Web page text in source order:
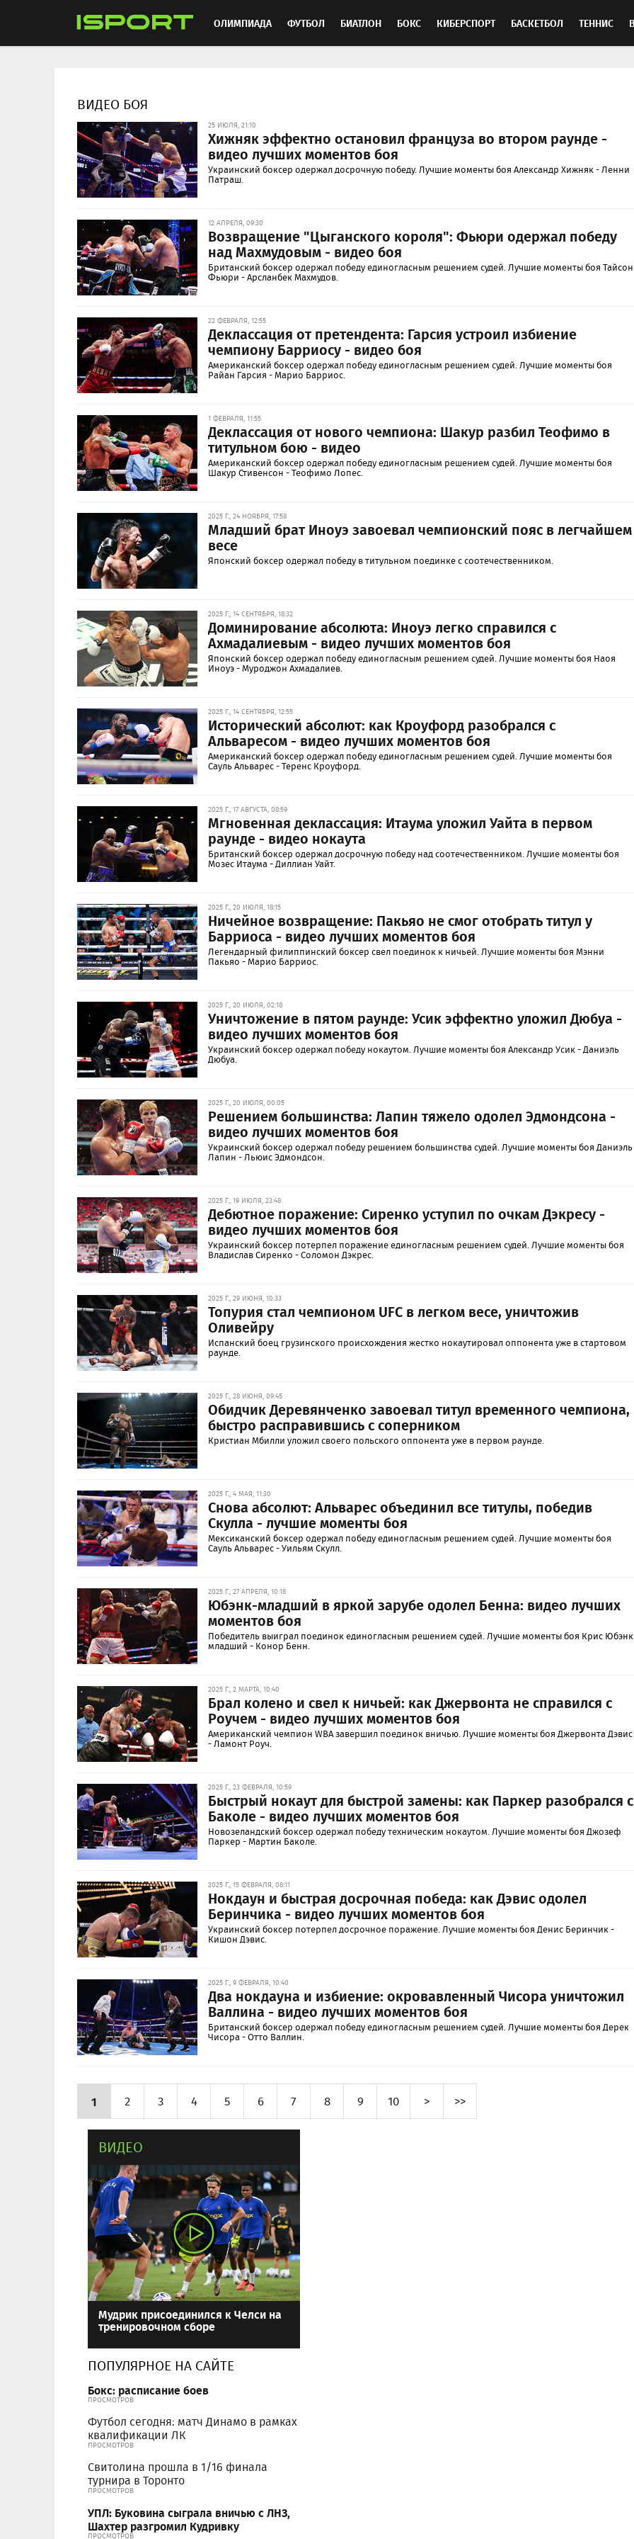
ОЛИМПИАДА ФУТБОЛ БИАТЛОН БОКС КИБЕРСПОРТ БАСКЕТБОЛ ТЕННИС
ВИДЕО БОЯ
25 ИЮЛЯ, 21:10
Хижняк эффектно остановил француза во втором раунде -
видео лучших моментов боя
Украинский боксер одержал досрочную победу. Лучшие моменты боя Александр Хижняк - Ленни
Патраш.
12 АПРЕЛЯ, 09:30
Возвращение "Цыганского короля": Фьюри одержал победу
над Махмудовым - видео боя
Британский боксер одержал победу единогласным решением судей. Лучшие моменты боя Тайсон
Фьюри - Арсланбек Махмудов.
22 ФЕВРАЛЯ, 12:55
Деклассация от претендента: Гарсия устроил избиение
чемпиону Барриосу - видео боя
Американский боксер одержал победу единогласным решением судей. Лучшие моменты боя
Райан Гарсия - Марио Барриос.
1 ФЕВРАЛЯ, 11:55
Деклассация от нового чемпиона: Шакур разбил Теофимо в
титульном бою - видео
Американский боксер одержал победу единогласным решением судей. Лучшие моменты боя
Шакур Стивенсон - Теофимо Лопес.
2025 Г., 24 НОЯБРЯ, 17:58
Младший брат Иноуэ завоевал чемпионский пояс в легчайшем
весе
Японский боксер одержал победу в титульном поединке с соотечественником.
2025 Г., 14 СЕНТЯБРЯ, 18:32
Доминирование абсолюта: Иноуэ легко справился с
Ахмадалиевым - видео лучших моментов боя
Японский боксер одержал победу единогласным решением судей. Лучшие моменты боя Наоя
Иноуэ - Муроджон Ахмадалиев.
2025 Г., 14 СЕНТЯБРЯ, 12:55
Исторический абсолют: как Кроуфорд разобрался с
Альваресом - видео лучших моментов боя
Американский боксер одержал победу единогласным решением судей. Лучшие моменты боя
Сауль Альварес - Теренс Кроуфорд.
2025 Г., 17 АВГУСТА, 08:59
Мгновенная деклассация: Итаума уложил Уайта в первом
раунде - видео нокаута
Британский боксер одержал досрочную победу над соотечественником. Лучшие моменты боя
Мозес Итаума - Диллиан Уайт.
2025 Г., 20 ИЮЛЯ, 18:15
Ничейное возвращение: Пакьяо не смог отобрать титул у
Барриоса - видео лучших моментов боя
Легендарный филиппинский боксер свел поединок к ничьей. Лучшие моменты боя Мэнни
Пакьяо - Марио Барриос.
2025 Г., 20 ИЮЛЯ, 02:18
Уничтожение в пятом раунде: Усик эффектно уложил Дюбуа -
видео лучших моментов боя
Украинский боксер одержал победу нокаутом. Лучшие моменты боя Александр Усик - Даниэль
Дюбуа.
2025 Г., 20 ИЮЛЯ, 00:05
Решением большинства: Лапин тяжело одолел Эдмондсона -
видео лучших моментов боя
Украинский боксер одержал победу решением большинства судей. Лучшие моменты боя Даниэль
Лапин - Льюис Эдмондсон.
2025 Г., 19 ИЮЛЯ, 23:48
Дебютное поражение: Сиренко уступил по очкам Дэкресу -
видео лучших моментов боя
Украинский боксер потерпел поражение единогласным решением судей. Лучшие моменты боя
Владислав Сиренко - Соломон Дэкрес.
2025 Г., 29 ИЮНЯ, 10:33
Топурия стал чемпионом UFC в легком весе, уничтожив
Оливейру
Испанский боец грузинского происхождения жестко нокаутировал оппонента уже в стартовом
раунде.
2025 Г., 28 ИЮНЯ, 09:45
Обидчик Деревянченко завоевал титул временного чемпиона,
быстро расправившись с соперником
Кристиан Мбилли уложил своего польского оппонента уже в первом раунде.
2025 Г., 4 МАЯ, 11:30
Снова абсолют: Альварес объединил все титулы, победив
Скулла - лучшие моменты боя
Мексиканский боксер одержал победу единогласным решением судей. Лучшие моменты боя
Сауль Альварес - Уильям Скулл.
2025 Г., 27 АПРЕЛЯ, 10:18
Юбэнк-младший в яркой зарубе одолел Бенна: видео лучших
моментов боя
Победитель выиграл поединок единогласным решением судей. Лучшие моменты боя Крис
младший - Конор Бенн.
2025 Г., 2 МАРТА, 10:40
Брал колено и свел к ничьей: как Джервонта не справился с
Роучем - видео лучших моментов боя
Американский чемпион WBA завершил поединок вничью. Лучшие моменты боя Джервонта Дэвис
- Ламонт Роуч.
2025 Г., 23 ФЕВРАЛЯ, 10:59
Быстрый нокаут для быстрой замены: как Паркер разобрался с
Баколе - видео лучших моментов боя
Новозеландский боксер одержал победу техническим нокаутом. Лучшие моменты боя Джозеф
Паркер - Мартин Баколе.
2025 Г., 15 ФЕВРАЛЯ, 08:11
Нокдаун и быстрая досрочная победа: как Дэвис одолел
Беринчика - видео лучших моментов боя
Украинский боксер потерпел досрочное поражение. Лучшие моменты боя Денис Беринчик -
Кишон Дэвис.
2025 Г., 9 ФЕВРАЛЯ, 10:40
Два нокдауна и избиение: окровавленный Чисора уничтожил
Валлина - видео лучших моментов боя
Британский боксер одержал победу единогласным решением судей. Лучшие моменты боя Дерек
Чисора - Отто Валлин.
1 2 3 4 5 6 7 8 9 10 > >>
ВИДЕО
Мудрик присоединился к Челси на
тренировочном сборе
ПОПУЛЯРНОЕ НА САЙТЕ
Бокс: расписание боев
ПРОСМОТРОВ
Футбол сегодня: матч Динамо в рамках
квалификации ЛК
ПРОСМОТРОВ
Свитолина прошла в 1/16 финала
турнира в Торонто
ПРОСМОТРОВ
УПЛ: Буковина сыграла вничью с ЛНЗ,
Шахтер разгромил Кудривку
ПРОСМОТРОВ